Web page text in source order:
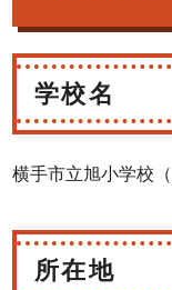
学校名
横手市立旭小学校
所在地